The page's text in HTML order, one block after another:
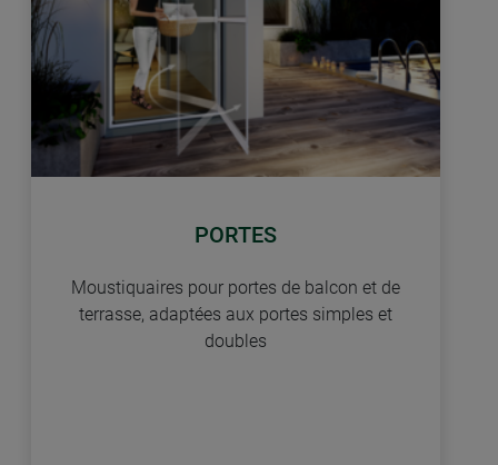
PORTES
Moustiquaires pour portes de balcon et de
terrasse, adaptées aux portes simples et
doubles